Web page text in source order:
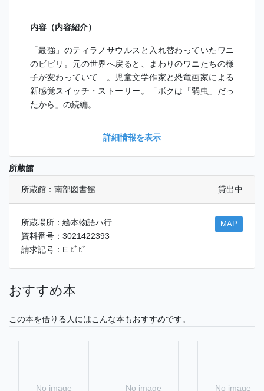
内容（内容紹介）
「最強」のティラノサウルスと入れ替わっていたワニ
のビビリ。元の世界へ戻ると、まわりのワニたちの様
子が変わっていて…。児童文学作家と恐竜画家による
新感覚スイッチ・ストーリー。「ボクは「弱虫」だっ
たから」の続編。
詳細情報を表示
所蔵館
所蔵館：南部図書館 貸出中
所蔵場所：絵本物語ハ行
資料番号：3021422393
請求記号：E ﾋﾞﾋﾞ
MAP
おすすめ本
この本を借りる人にはこんな本もおすすめです。
No image No image No image